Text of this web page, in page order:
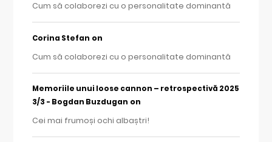
Cum să colaborezi cu o personalitate dominantă
Corina Stefan on
Cum să colaborezi cu o personalitate dominantă
Memoriile unui loose cannon – retrospectivă 2025
3/3 - Bogdan Buzdugan on
Cei mai frumoși ochi albaștri!